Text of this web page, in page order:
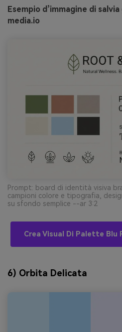
Esempio d’immagine di
media.io
Prompt: board di identità visiva
campioni colore e tipografia,
su sfondo semplice --ar 3:2
Crea Visual Di Palette Blu
6) Orbita Delicata